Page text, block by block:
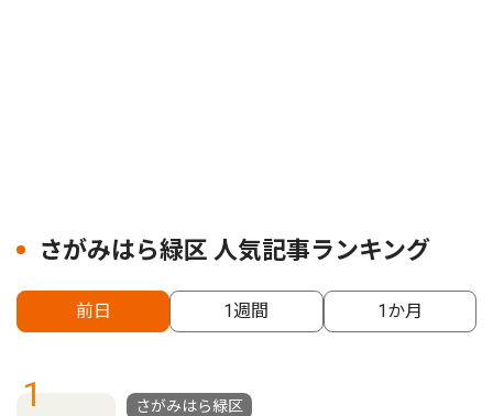
さがみはら緑区 人気記事ランキング
前日 1週間 1か月
1
さがみはら緑区